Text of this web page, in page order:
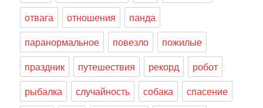
отвага
отношения
панда
паранормальное
повезло
пожилые
праздник
путешествия рекорд
робот
рыбалка
случайность собака
спасение